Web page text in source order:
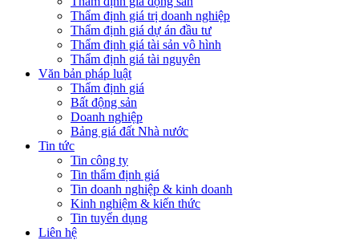
Thẩm định giá trị doanh nghiệp
Thẩm định giá dự án đầu tư
Thẩm định giá tài sản vô hình
Thẩm định giá tài nguyên
Văn bản pháp luật
Thẩm định giá
Bất động sản
Doanh nghiệp
Bảng giá đất Nhà nước
Tin tức
Tin công ty
Tin thẩm định giá
Tin doanh nghiệp & kinh doanh
Kinh nghiệm & kiến thức
Tin tuyển dụng
Liên hệ